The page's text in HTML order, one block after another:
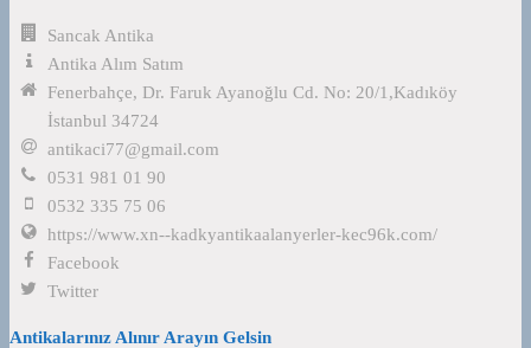
Sancak Antika
Antika Alım Satım
Fenerbahçe, Dr. Faruk Ayanoğlu Cd. No: 20/1,Kadıköy
İstanbul 34724
antikaci77@gmail.com
0531 981 01 90
0532 335 75 06
https://www.xn--kadkyantikaalanyerler-kec96k.com/
Facebook
Twitter
Antikalarınız Alınır Arayın Gelsin